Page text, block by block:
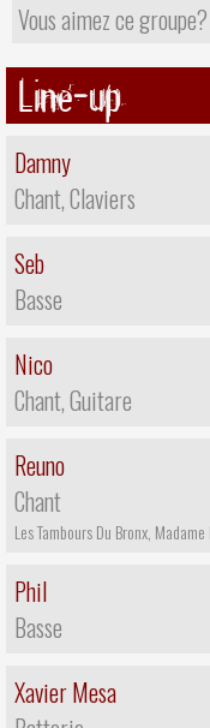
Vous aimez ce groupe?
Line-up
Damny
Chant, Claviers
Seb
Basse
Nico
Chant, Guitare
Reuno
Chant
Les Tambours Du Bronx,
Phil
Basse
Xavier Mesa